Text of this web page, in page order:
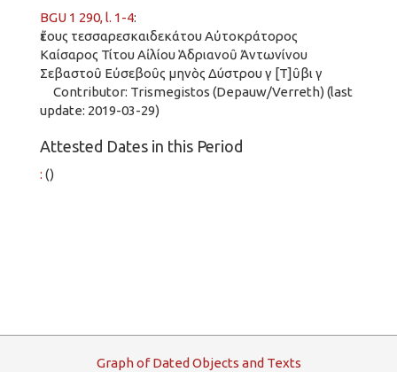
BGU 1 290, l. 1-4:
ἔτους τεσσαρεσκαιδεκάτου Αὐτοκράτορος
Καίσαρος Τίτου Αἰλίου Ἁδριανοῦ Ἀντωνίνου
Σεβαστοῦ Εὐσεβοῦς μηνὸς Δύστρου γ [Τ]ῦβι γ
Contributor: Trismegistos (Depauw/Verreth) (last
update: 2019-03-29)
Attested Dates in this Period
: ()
GraphofDated Objects and Texts